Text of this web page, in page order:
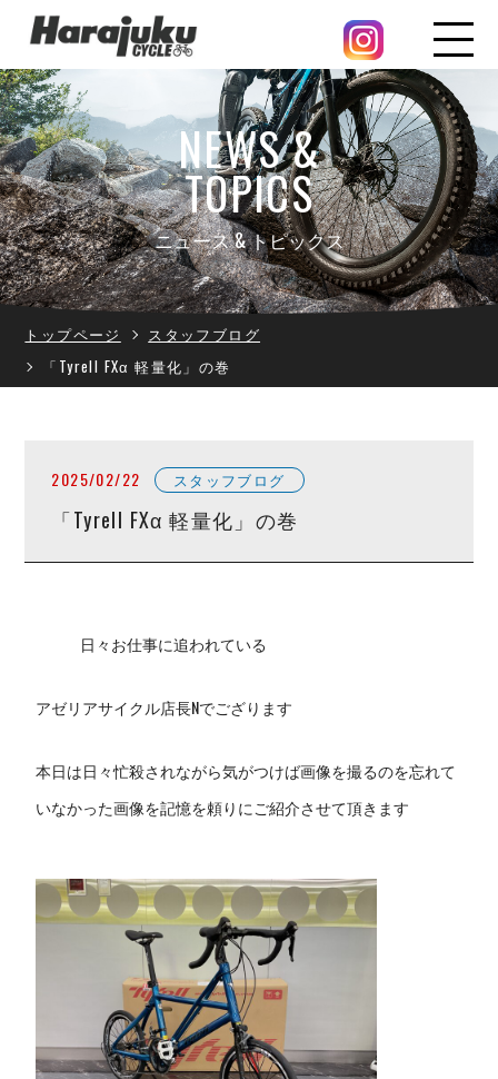
NEWS &
TOPICS
ニュース & トピックス
トップページ
スタッフブログ
「Tyrell FXα 軽量化」の巻
2025/02/22 スタッフブログ
「Tyrell FXα 軽量化」の巻
日々お仕事に追われている
アゼリアサイクル店長Nでござります
本日は日々忙殺されながら気がつけば画像を撮るのを忘れて
いなかった画像を記憶を頼りにご紹介させて頂きます